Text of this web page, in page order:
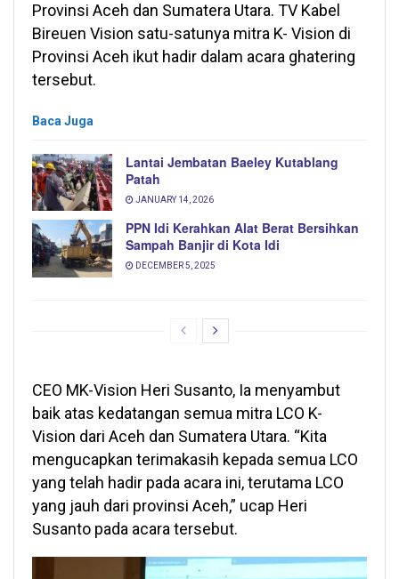
Provinsi Aceh dan Sumatera Utara. TV Kabel
Bireuen Vision satu-satunya mitra K- Vision di
Provinsi Aceh ikut hadir dalam acara ghatering
tersebut.
Baca Juga
Lantai Jembatan Baeley Kutablang
Patah
JANUARY 14, 2026
PPN Idi Kerahkan Alat Berat Bersihkan
Sampah Banjir di Kota Idi
DECEMBER 5, 2025
CEO MK-Vision Heri Susanto, Ia menyambut
baik atas kedatangan semua mitra LCO K-
Vision dari Aceh dan Sumatera Utara. “Kita
mengucapkan terimakasih kepada semua LCO
yang telah hadir pada acara ini, terutama LCO
yang jauh dari provinsi Aceh,” ucap Heri
Susanto pada acara tersebut.